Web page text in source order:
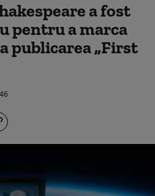
a fost
pentru a marca
publicarea „First